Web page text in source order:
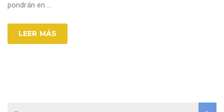
pondrán en…
LEER MÁS